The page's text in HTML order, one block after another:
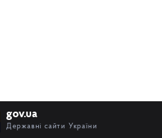
gov.ua
Державні сайти України